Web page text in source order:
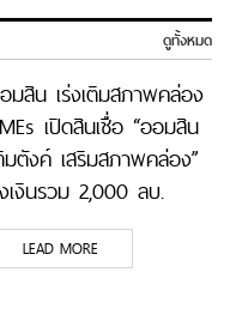
ดูทั้งหมด
มสิน เร่งเติมสภาพคล่อง
เปิดสินเชื่อ “ออมสิน
มตังค์ เสริมสภาพคล่อง”
เงินรวม 2,000 ลบ.
LEAD MORE